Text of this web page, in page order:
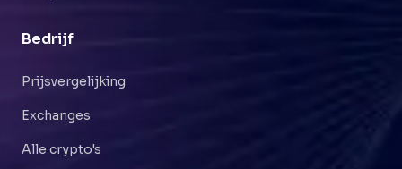
Bedrijf
Prijsvergelijking
Exchanges
Alle crypto's